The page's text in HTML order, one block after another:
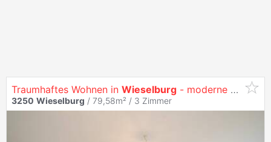
Traumhaftes Wohnen in Wieselburg - moderne 3 Zimmerwohnung mit Balkon
3250 Wieselburg / 79,58m² / 3 Zimmer